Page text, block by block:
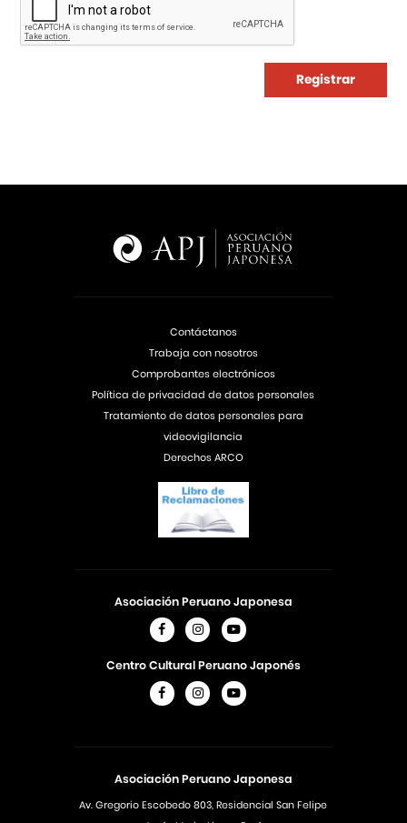
Registrar
Asociación Peruano Japonesa
Av. Gregorio Escobedo 803, Residencial San Felipe
Asociación Peruano Japonesa
Centro Cultural Peruano Japonés
Contáctanos
Trabaja con nosotros
Comprobantes electrónicos
Política de privacidad de datos personales
Tratamiento de datos personales para
videovigilancia
Derechos ARCO